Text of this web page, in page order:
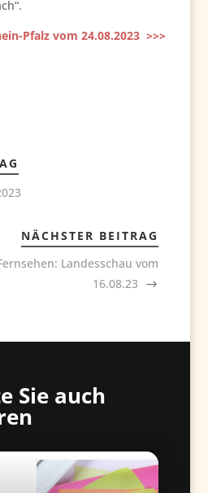
Pfalz vom 24.08.2023 >>>
NÄCHSTER BEITRAG
Landesschau vom
16.08.23
Sie auch